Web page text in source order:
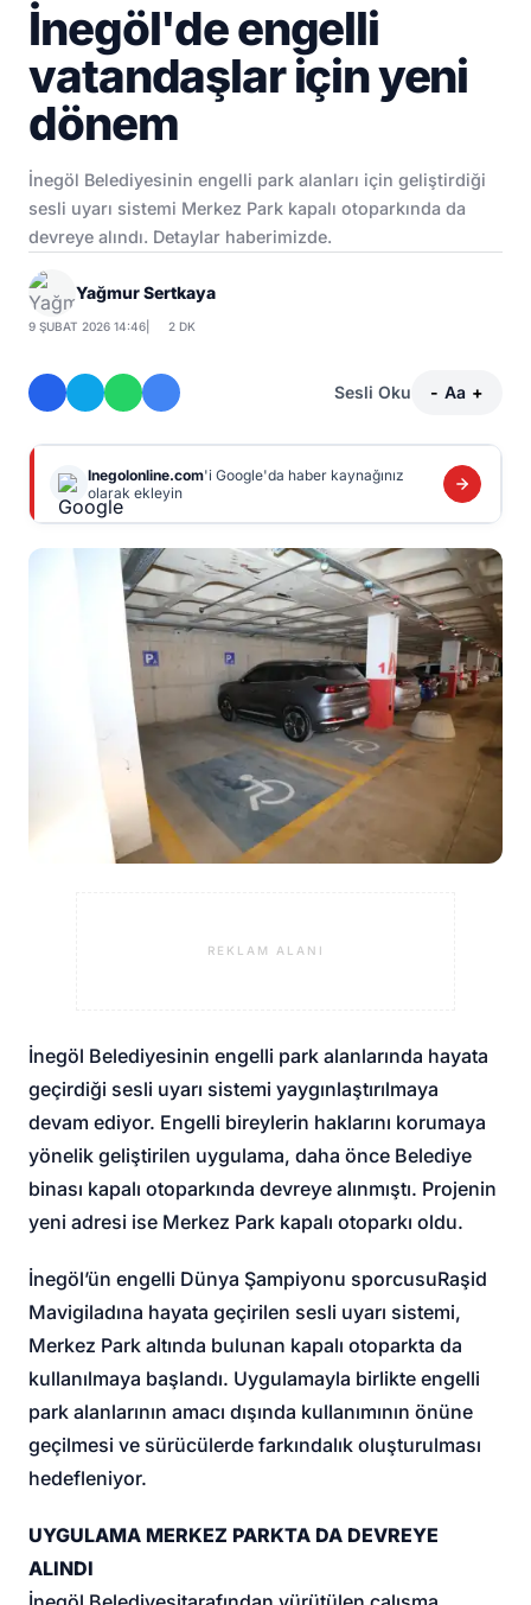
İnegöl'de engelli
vatandaşlar için yeni
dönem
İnegöl Belediyesinin engelli park alanları için geliştirdiği
sesli uyarı sistemi Merkez Park kapalı otoparkında da
devreye alındı. Detaylar haberimizde.
Yağmur Sertkaya
9 ŞUBAT 2026 14:46 2 DK
Sesli Oku - Aa +
Inegolonline.com'i Google'da haber kaynağınız
olarak ekleyin
REKLAM ALANI
İnegöl Belediyesinin engelli park alanlarında hayata
geçirdiği sesli uyarı sistemi yaygınlaştırılmaya
devam ediyor. Engelli bireylerin haklarını korumaya
yönelik geliştirilen uygulama, daha önce Belediye
binası kapalı otoparkında devreye alınmıştı. Projenin
yeni adresi ise Merkez Park kapalı otoparkı oldu.
İnegöl’ün engelli Dünya Şampiyonu sporcusuRaşid
Mavigiladına hayata geçirilen sesli uyarı sistemi,
Merkez Park altında bulunan kapalı otoparkta da
kullanılmaya başlandı. Uygulamayla birlikte engelli
park alanlarının amacı dışında kullanımının önüne
geçilmesi ve sürücülerde farkındalık oluşturulması
hedefleniyor.
UYGULAMA MERKEZ PARKTA DA DEVREYE
ALINDI